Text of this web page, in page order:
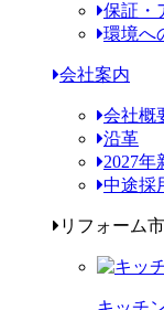
保証・
環境へ
会社案内
会社概
沿革
2027年
中途採
リフォーム